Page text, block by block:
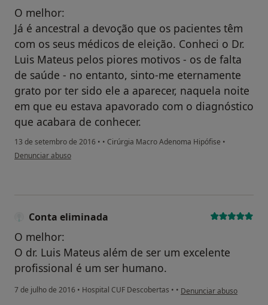
O melhor:
Já é ancestral a devoção que os pacientes têm
com os seus médicos de eleição. Conheci o Dr.
Luis Mateus pelos piores motivos - os de falta
de saúde - no entanto, sinto-me eternamente
grato por ter sido ele a aparecer, naquela noite
em que eu estava apavorado com o diagnóstico
que acabara de conhecer.
13 de setembro de 2016 • • Cirúrgia Macro Adenoma Hipófise •
na opinião do utilizador paciente
Denunciar abuso
Conta eliminada
O melhor:
O dr. Luis Mateus além de ser um excelente
profissional é um ser humano.
7 de julho de 2016 • Hospital CUF Descobertas • • na opinião do utilizador
Denunciar abuso